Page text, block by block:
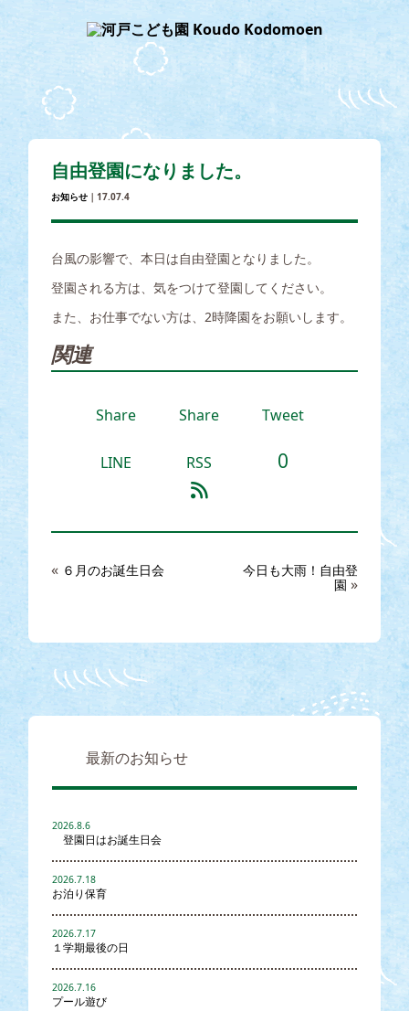
自由登園になりました。
お知らせ｜17.07.4
台風の影響で、本日は自由登園となりました。
登園される方は、気をつけて登園してください。
また、お仕事でない方は、2時降園をお願いします。
関連
Share Share Tweet
LINE RSS 0
« ６月のお誕生日会
今日も大雨！自由登
園»
最新のお知らせ
登園日はお誕生日会
2026.8.6
お泊り保育
2026.7.18
１学期最後の日
2026.7.17
プール遊び
2026.7.16